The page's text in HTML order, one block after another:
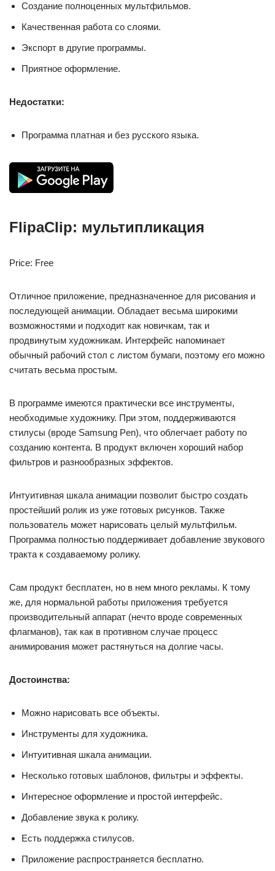
Создание полноценных мультфильмов.
Качественная работа со слоями.
Экспорт в другие программы.
Приятное оформление.
Недостатки:
Программа платная и без русского языка.
FlipaClip: мультипликация
Price: Free
Отличное приложение, предназначенное для рисования и
последующей анимации. Обладает весьма широкими
возможностями и подходит как новичкам, так и
продвинутым художникам. Интерфейс напоминает
обычный рабочий стол с листом бумаги, поэтому его можно
считать весьма простым.
В программе имеются практически все инструменты,
необходимые художнику. При этом, поддерживаются
стилусы (вроде Samsung Pen), что облегчает работу по
созданию контента. В продукт включен хороший набор
фильтров и разнообразных эффектов.
Интуитивная шкала анимации позволит быстро создать
простейший ролик из уже готовых рисунков. Также
пользователь может нарисовать целый мультфильм.
Программа полностью поддерживает добавление звукового
тракта к создаваемому ролику.
Сам продукт бесплатен, но в нем много рекламы. К тому
же, для нормальной работы приложения требуется
производительный аппарат (нечто вроде современных
флагманов), так как в противном случае процесс
анимирования может растянуться на долгие часы.
Достоинства:
Можно нарисовать все объекты.
Инструменты для художника.
Интуитивная шкала анимации.
Несколько готовых шаблонов, фильтры и эффекты.
Интересное оформление и простой интерфейс.
Добавление звука к ролику.
Есть поддержка стилусов.
Приложение распространяется бесплатно.